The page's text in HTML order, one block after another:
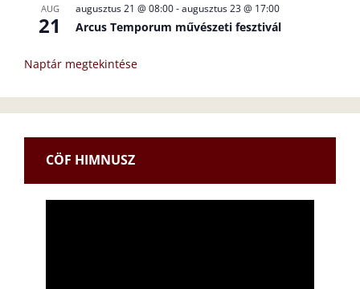
AUG
21
augusztus 21 @ 08:00-augusztus 23 @ 17:00
Arcus Temporum művészeti fesztivál
Naptár megtekintése
CÖF HIMNUSZ